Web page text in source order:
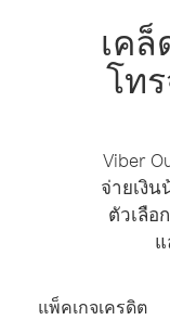
เค
โท
Viber
จ่ายเงิ
ตัวเลือ
แพ็คเกจเครดิต